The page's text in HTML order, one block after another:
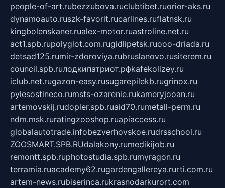
people-of-art.rubezzubova.ruclubtibet.ruorior-aks.ru
dynamoauto.ruszk-favorit.rucarlines.ruflatnsk.ru
kingbolenskaner.rualex-motor.ruastroline.net.ru
act1.spb.rupolyglot.com.rugidlipetsk.ruooo-driada.ru
detsad125.rumir-zdoroviya.rubruslanovo.rusiterem.ru
council.spb.ruлодкипатриот.рфkafekolizey.ru
iclub.net.rugazon-easy.rusugarepilekb.rugrinox.ru
pylesostineco.rumsts-ozarenie.rukameryjooan.ru
artemovskij.rudopler.spb.ruaid70.rumetall-perm.ru
ndm.msk.ruratingzooshop.ruapiaccess.ru
globalautotrade.infobezverhovskoe.rudrsschool.ru
ZOOSMART.SPB.RUdalakony.rumedikijob.ru
remontt.spb.ruphotostudia.spb.rumyragon.ru
terramia.ruacademy62.rugardengallereya.rurti.com.ru
artem-news.rubiserinca.rukrasnodarkurort.com